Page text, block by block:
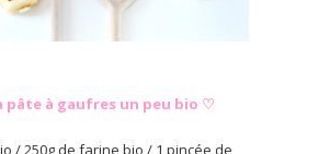
pâte à gaufres un peu bio ♡
/ 250g de farine bio / 1 pincée de